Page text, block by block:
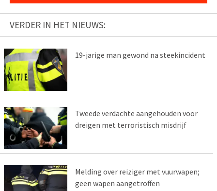
VERDER IN HET NIEUWS:
19-jarige man gewond na steekincident
Tweede verdachte aangehouden voor
dreigen met terroristisch misdrijf
Melding over reiziger met vuurwapen;
geen wapen aangetroffen